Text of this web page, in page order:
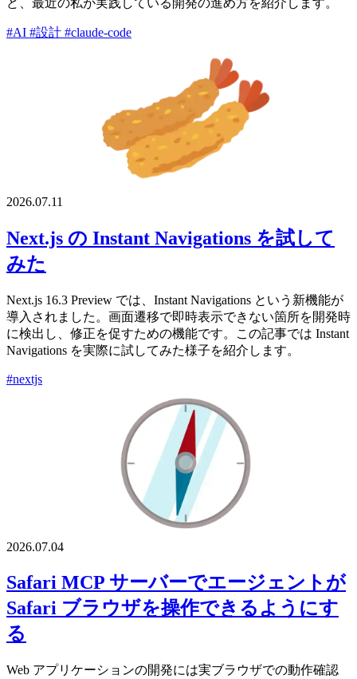
#AI #設計 #claude-code
2026.07.11
Next.js の Instant Navigations を試して
みた
Next.js 16.3 Preview では、Instant Navigations という新機能が
導入されました。画面遷移で即時表示できない箇所を開発時
に検出し、修正を促すための機能です。この記事では Instant
Navigations を実際に試してみた様子を紹介します。
#nextjs
2026.07.04
Safari MCP サーバーでエージェントが
Safari ブラウザを操作できるようにす
る
Web アプリケーションの開発には実ブラウザでの動作確認